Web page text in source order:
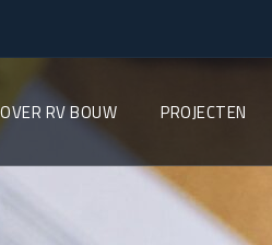
OVER RV BOUW PROJECTEN